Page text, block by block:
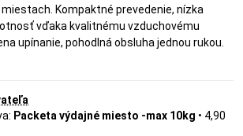
Kompaktné prevedenie, nízka
vďaka kvalitnému vzduchovému
upínanie, pohodlná obsluha jednou rukou.
Packeta výdajné miesto -max 10kg • 4,90